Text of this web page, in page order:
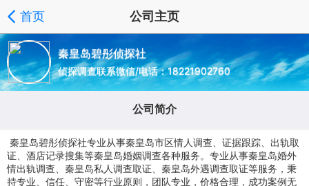
首页 公司主页
秦皇岛碧彤侦探社
侦探调查联系微信/电话：18221902760
公司简介
秦皇岛碧彤侦探社专业从事秦皇岛市区情人调查、证据跟踪、出轨取
证、酒店记录搜集等秦皇岛婚姻调查各种服务。专业从事秦皇岛婚外
情出轨调查、秦皇岛私人调查取证、秦皇岛外遇调查取证等服务，秉
持专业、信任、守密等行业原则，团队专业，价格合理，成功案例无